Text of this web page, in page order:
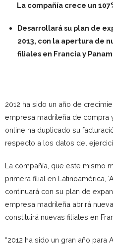
La compañía crece un
Desarrollará su plan de
2013, con la apertura de
filiales en Francia y
2012 ha sido un año de
empresa madrileña de compra
online ha duplicado su
respecto a los datos del
La compañía, que este mismo
primera filial en Latinoamérica,
continuará con su plan de
empresa madrileña abrirá
constituirá nuevas filiales en
“2012 ha sido un gran año para